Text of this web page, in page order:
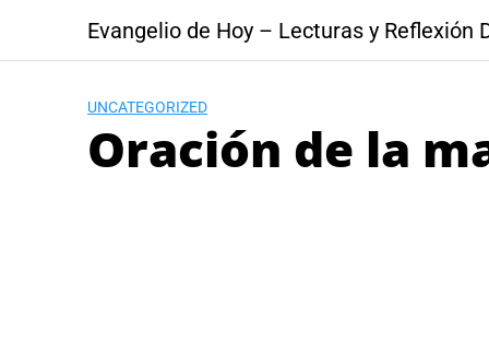
content
Evangelio de Hoy – Lecturas y Reflexión
UNCATEGORIZED
Oración de la